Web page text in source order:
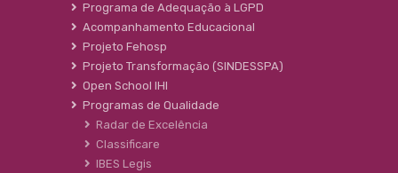
Programa de Adequação à LGPD
Acompanhamento Educacional
Projeto Fehosp
Projeto Transformação (SINDESSPA)
Open School IHI
Programas de Qualidade
Radar de Excelência
Classificare
IBES Legis